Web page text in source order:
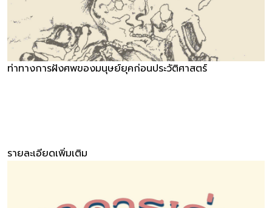
ท่าทางการฝังศพของมนุษย์ยุคก่อนประวัติศาสตร์
รายละเอียดเพิ่มเติม